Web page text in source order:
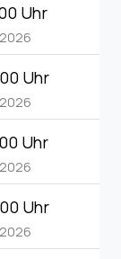
Uhr
Uhr
Uhr
Uhr